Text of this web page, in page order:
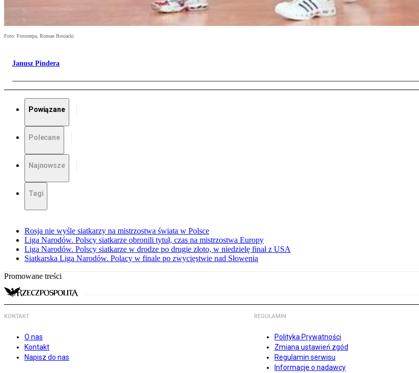
Foto: Fotorzepa, Roman Bosiacki
Janusz Pindera
Powiązane
Polecane
Najnowsze
Tagi
Rosja nie wyśle siatkarzy na mistrzostwa świata w Polsce
Liga Narodów. Polscy siatkarze obronili tytuł, czas na mistrzostwa Europy
Liga Narodów. Polscy siatkarze w drodze po drugie złoto, w niedzielę finał z USA
Siatkarska Liga Narodów. Polacy w finale po zwycięstwie nad Słowenią
Promowane treści
KONTAKT
O nas
Kontakt
Napisz do nas
REGULAMIN
Polityka Prywatności
Zmiana ustawień zgód
Regulamin serwisu
Informacje o nadawcy